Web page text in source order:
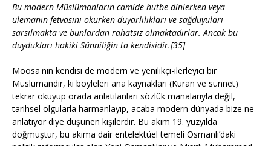
Bu modern Müslümanların camide hutbe dinlerken veya
ulemanın fetvasını okurken duyarlılıkları ve sağduyuları
sarsılmakta ve bunlardan rahatsız olmaktadırlar. Ancak bu
duydukları hakiki Sünniliğin ta kendisidir.[35]
Moosa'nın kendisi de modern ve yenilikçi-ilerleyici bir
Müslümandır, ki böyleleri ana kaynakları (Kuran ve sünnet)
tekrar okuyup orada anlatılanları sözlük manalarıyla değil,
tarihsel olgularla harmanlayıp, acaba modern dünyada bize ne
anlatıyor diye düşünen kişilerdir. Bu akım 19. yüzyılda
doğmuştur, bu akıma dair entelektüel temeli Osmanlı’daki